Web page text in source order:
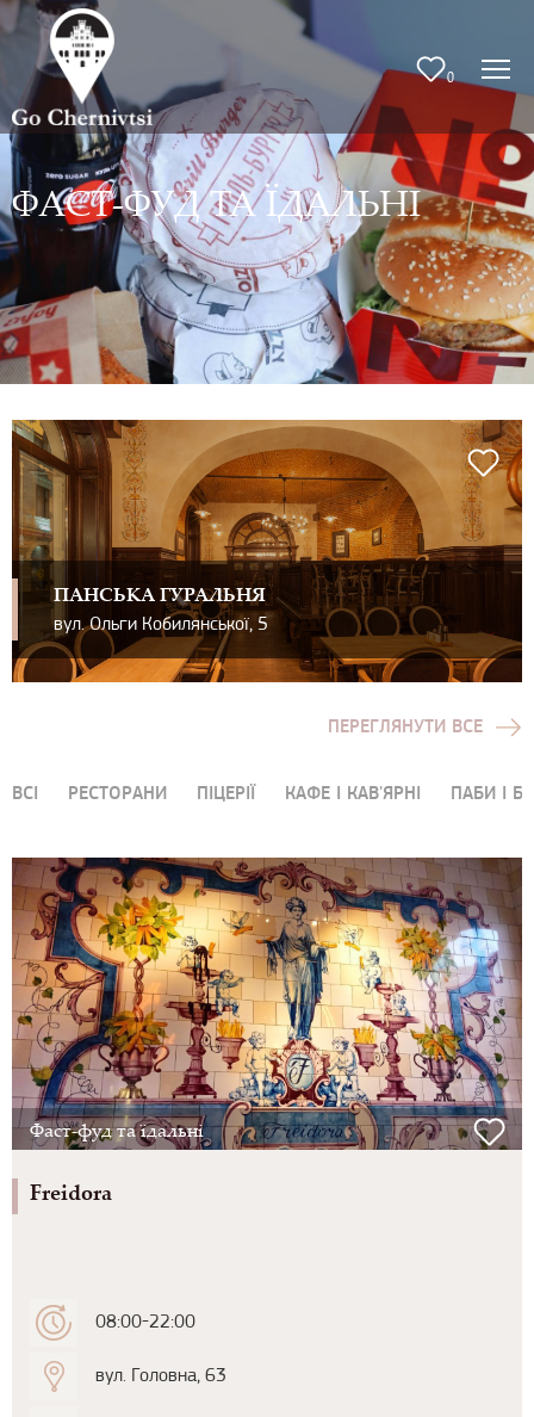
0
ФАСТ-ФУД ТА ЇДАЛЬНІ
ПАНСЬКА ГУРАЛЬНЯ
вул. Ольги Кобилянської, 5
ПЕРЕГЛЯНУТИ ВСЕ
ВСІ РЕСТОРАНИ ПІЦЕРІЇ КАФЕ І КАВ'ЯРНІ ПАБИ І
Фаст-фуд та їдальні
Freidora
08:00-22:00
вул. Головна, 63